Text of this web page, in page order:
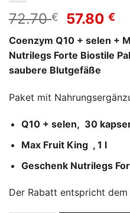
72.70€
war:
72.70 €
57.80€
Coenzym Q10 + selen +
Nutrilegs Forte Biostile
saubere Blutgefäße
Paket mit
Q10 + selen, 30
Max Fruit King , 1 l
Geschenk Nutrilegs
Der Rabatt entspricht